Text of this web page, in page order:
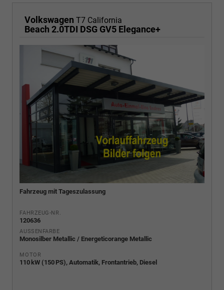
Volkswagen T7 California
Beach 2.0TDI DSG GV5 Elegance+
Fahrzeug mit Tageszulassung
FAHRZEUG-NR.
120636
AUSSENFARBE
Monosilber Metallic / Energeticorange Metallic
MOTOR
110 kW (150 PS), Automatik, Frontantrieb, Diesel